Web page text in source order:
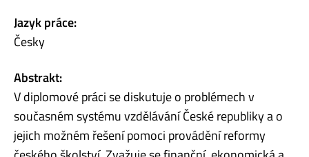
Jazyk práce:
Česky
Abstrakt:
V diplomové práci se diskutuje o problémech v
současném systému vzdělávání České republiky a o
jejich možném řešení pomoci provádění reformy